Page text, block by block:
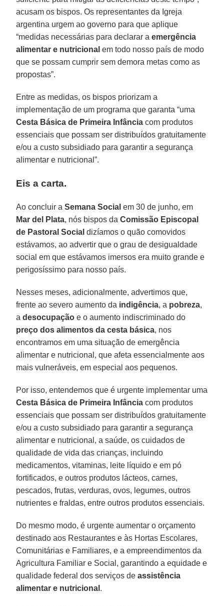
acusam os bispos. Os representantes da Igreja
argentina urgem ao governo para que aplique
“medidas necessárias para declarar aemergência
alimentar e nutricional em todo nosso país de modo
que se possam cumprir sem demora metas como as
propostas”.
Entre as medidas, os bispos priorizam a
implementação de um programa que garanta “uma
Cesta Básica de Primeira Infância com produtos
essenciais que possam ser distribuídos gratuitamente
e/ou a custo subsidiado para garantir a segurança
alimentar e nutricional”.
Eis a carta.
Ao concluir aSemana Social em 30 de junho, em
Mar del Plata, nós bispos daComissão Episcopal
de Pastoral Social dizíamos o quão comovidos
estávamos, ao advertir que o grau de desigualdade
social em que estávamos imersos era muito grande e
perigosíssimo para nosso país.
Nesses meses, adicionalmente, advertimos que,
frente ao severo aumento da indigência, a pobreza,
adesocupação e o aumento indiscriminado do
preço dos alimentos da cesta básica, nos
encontramos em uma situação de emergência
alimentar e nutricional, que afeta essencialmente aos
mais vulneráveis, em especial aos pequenos.
Por isso, entendemos que é urgente implementar uma
Cesta Básica de Primeira Infância com produtos
essenciais que possam ser distribuídos gratuitamente
e/ou a custo subsidiado para garantir a segurança
alimentar e nutricional, a saúde, os cuidados de
qualidade de vida das crianças, incluindo
medicamentos, vitaminas, leite líquido e em pó
fortificados, e outros produtos lácteos, carnes,
pescados, frutas, verduras, ovos, legumes, outros
nutrientes e fraldas, entre outros produtos essenciais.
Do mesmo modo, é urgente aumentar o orçamento
destinado aos Restaurantes e às Hortas Escolares,
Comunitárias e Familiares, e a empreendimentos da
Agricultura Familiar e Social, garantindo a equidade e
qualidade federal dos serviços deassistência
alimentar e nutricional .